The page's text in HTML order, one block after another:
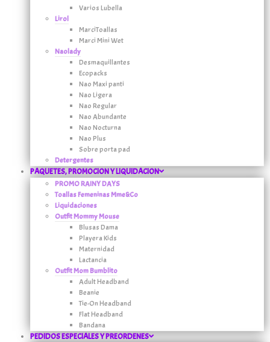
Varios Lubella
Lirol
MarciToallas
Marci Mini Wet
Naolady
Desmaquillantes
Ecopacks
Nao Maxi panti
Nao Ligera
Nao Regular
Nao Abundante
Nao Nocturna
Nao Plus
Sobre porta pad
Detergentes
PAQUETES, PROMOCION Y LIQUIDACION
PROMO RAINY DAYS
Toallas Femeninas Mme&Co
Liquidaciones
Outfit Mommy Mouse
Blusas Dama
Playera Kids
Maternidad
Lactancia
Outfit Mom Bumblito
Adult Headband
Beanie
Tie-On Headband
Flat Headband
Bandana
PEDIDOS ESPECIALES Y PREORDENES